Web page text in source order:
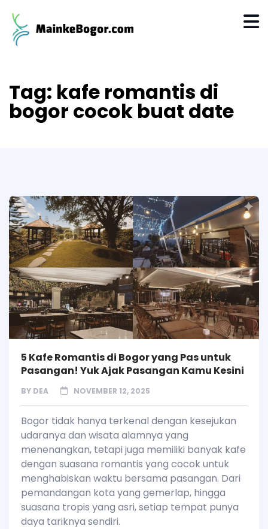
Tag: kafe romantis di
bogor cocok buat date
5 Kafe Romantis di Bogor yang Pas untuk
Pasangan! Yuk Ajak Pasangan Kamu Kesini
BY DEA NOVEMBER 12, 2025
Bogor tidak hanya terkenal dengan kesejukan
udaranya dan wisata alamnya yang
menenangkan, tetapi juga memiliki banyak kafe
dengan suasana romantis yang cocok untuk
menghabiskan waktu bersama pasangan. Dari
pemandangan kota yang gemerlap, hingga
suasana tropis yang asri, setiap tempat punya
daya tariknya sendiri.